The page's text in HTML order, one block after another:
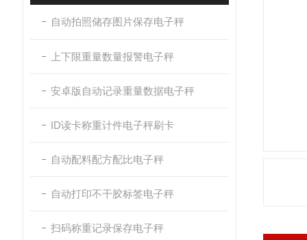
自动拍照储存图片保存电子秤
上下限重量数量报警电子秤
安卓版自动记录重量数据电子秤
ID读卡称重计件电子秤刷卡
自动配料配方配比电子秤
自动打印不干胶标签电子秤
扫码称重记录保存电子秤